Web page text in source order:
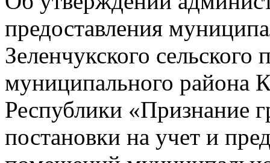
предоставления
Зеленчукского сельского
муниципального района
Республики «Признание
постановки на учет и